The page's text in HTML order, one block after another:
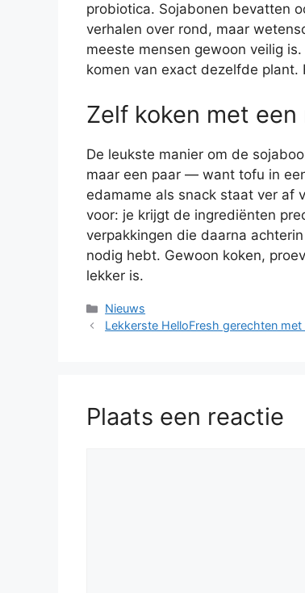
probiotica. Sojabonen bevatten
verhalen over rond, maar
meeste mensen gewoon veilig
komen van exact dezelfde
Zelf koken met
De leukste manier om de
maar een paar — want tofu in
edamame als snack staat ver af
voor: je krijgt de ingrediënten
verpakkingen die daarna
nodig hebt. Gewoon koken,
lekker is.
Categorieën
Nieuws
Lekkerste HelloFresh gerechten met
Plaats een reactie